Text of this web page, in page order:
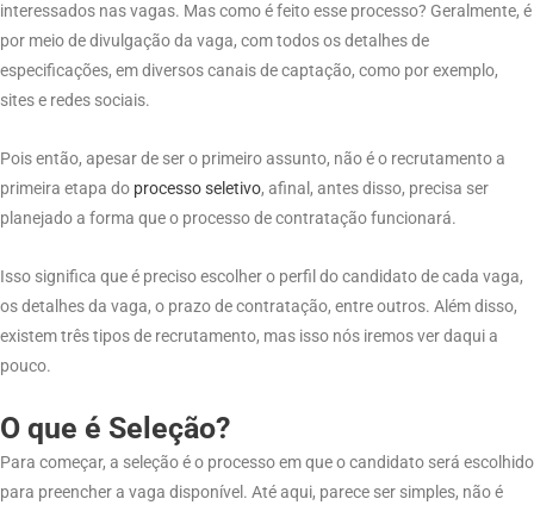
interessados nas vagas. Mas como é feito esse processo? Geralmente, é
por meio de divulgação da vaga, com todos os detalhes de
especificações, em diversos canais de captação, como por exemplo,
sites e redes sociais.
Pois então, apesar de ser o primeiro assunto, não é o recrutamento a
primeira etapa do processoseletivo, afinal, antes disso, precisa ser
planejado a forma que o processo de contratação funcionará.
Isso significa que é preciso escolher o perfil do candidato de cada vaga,
os detalhes da vaga, o prazo de contratação, entre outros. Além disso,
existem três tipos de recrutamento, mas isso nós iremos ver daqui a
pouco.
O que é Seleção?
Para começar, a seleção é o processo em que o candidato será escolhido
para preencher a vaga disponível. Até aqui, parece ser simples, não é